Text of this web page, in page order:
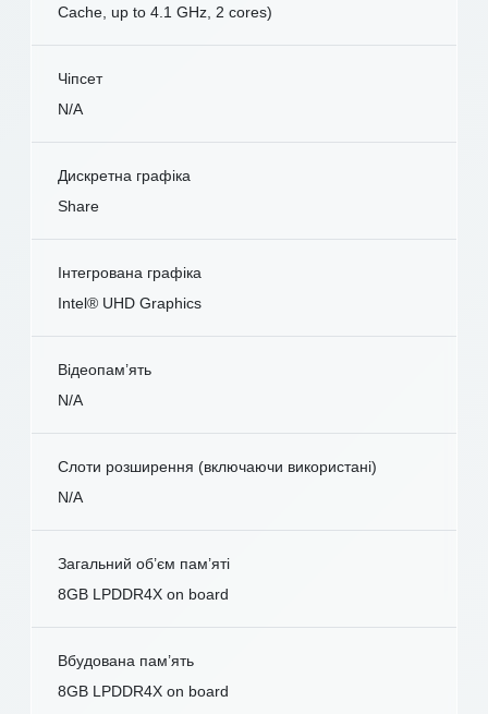
Cache, up to 4.1 GHz, 2 cores)
Чіпсет
N/A
Дискретна графіка
Share
Інтегрована графіка
Intel® UHD Graphics
Відеопам’ять
N/A
Слоти розширення (включаючи використані)
N/A
Загальний об’єм пам’яті
8GB LPDDR4X on board
Вбудована пам’ять
8GB LPDDR4X on board